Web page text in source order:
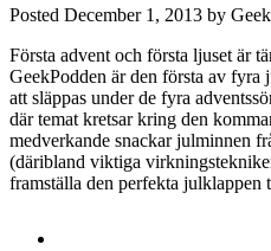
Posted December 1, 2013 by
Första advent och första ljuset är
GeekPodden är den första av fyra
att släppas under de fyra
där temat kretsar kring den
medverkande snackar julminnen
(däribland viktiga
framställa den perfekta